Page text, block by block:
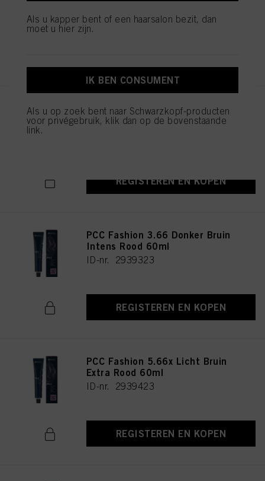
PCC Fashion 5.56 Licht Bruin
Mahonie Rood 60ml
REGISTEREN EN KOPEN
PCC Fashion 3.66 Donker Bruin
Intens Rood 60ml
ID-nr. 2939323
REGISTEREN EN KOPEN
PCC Fashion 5.66x Licht Bruin
Extra Rood 60ml
ID-nr. 2939423
REGISTEREN EN KOPEN
Als u kapper bent of een haarsalon bezit, dan
moet u hier zijn.
IK BEN CONSUMENT
Als u op zoek bent naar Schwarzkopf-producten
voor privégebruik, klik dan op de bovenstaande
link.